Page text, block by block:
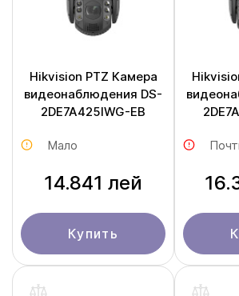
Hikvision PTZ Камера
видеонаблюдения DS-
2DE7A425IWG-EB
Мало
14.841 лей
Купить